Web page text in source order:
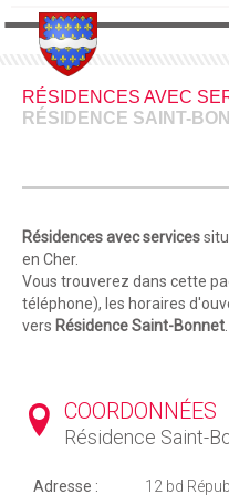
RÉSIDENCES AVEC
RÉSIDENCE SAINT-
Résidences avec services
en Cher.
Vous trouverez dans cette
téléphone), les horaires
vers Résidence Saint-Bonnet.
COORDONNÉES
Résidence Saint-
Adresse :
12 bd